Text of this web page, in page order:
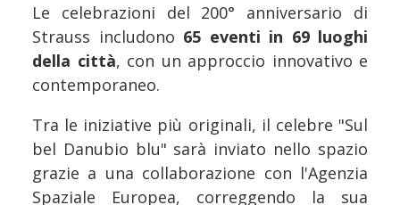
Le celebrazioni del 200° anniversario di
Strauss includono 65 eventi in 69 luoghi
della città, con un approccio innovativo e
contemporaneo.
Tra le iniziative più originali, il celebre "Sul
bel Danubio blu" sarà inviato nello spazio
grazie a una collaborazione con l'Agenzia
Spaziale Europea, correggendo la sua